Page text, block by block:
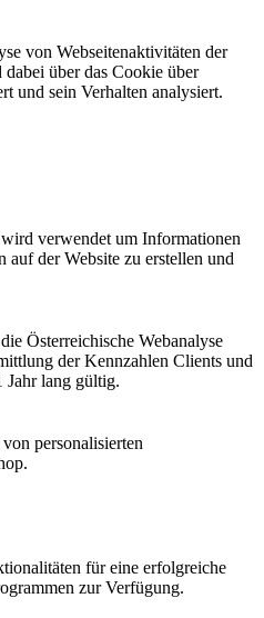
von Webseitenaktivitäten der
über das Cookie über
und sein Verhalten analysiert.
verwendet um Informationen
der Website zu erstellen und
Österreichische Webanalyse
der Kennzahlen Clients und
Jahr lang gültig.
personalisierten
für eine erfolgreiche
zur Verfügung.